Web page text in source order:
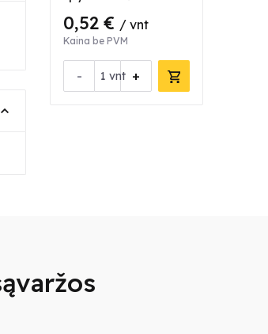
12 mm plotis, W1
0,52 € / vnt
Kaina be PVM
- +
vnt